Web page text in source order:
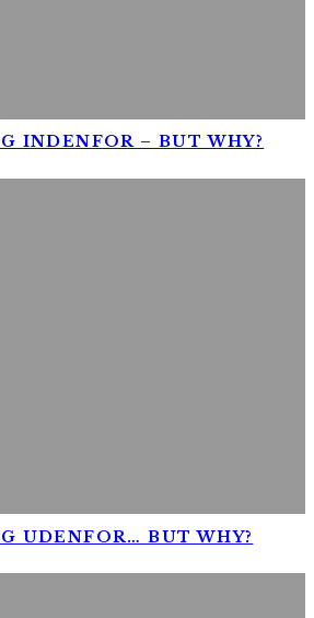
INDENFOR – BUT WHY?
UDENFOR… BUT WHY?